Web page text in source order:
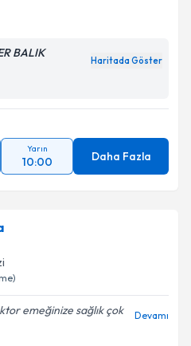
BALIK
Haritada Göster
Yarın
10:00 Daha Fazla
emeğinize sağlık çok
Devamı